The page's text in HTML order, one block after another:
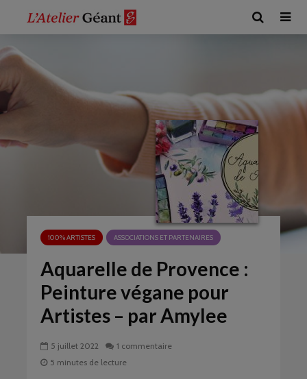
100% ARTISTES ASSOCIATIONS ET PARTENAIRES
Aquarelle de Provence :
Peinture végane pour
Artistes – par Amylee
5 juillet 2022
1 commentaire
5 minutes de lecture